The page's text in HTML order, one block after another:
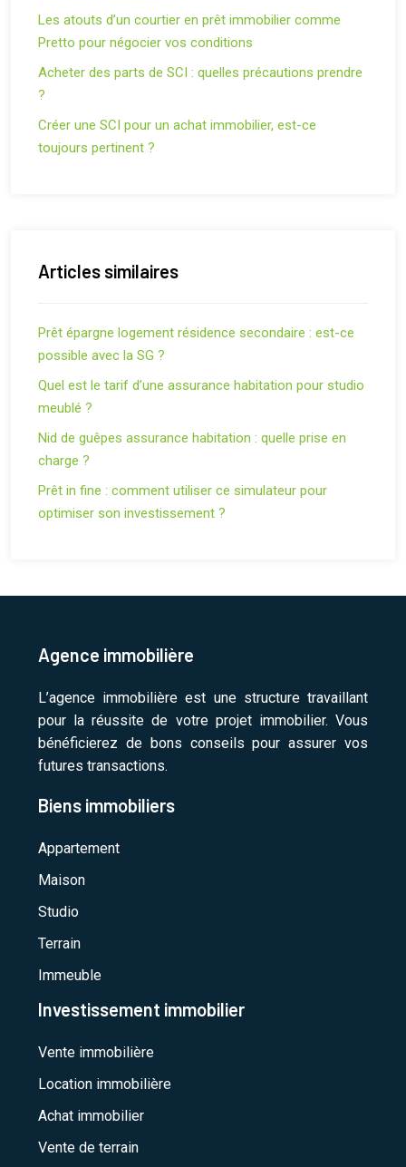
Les atouts d’un courtier en prêt immobilier comme
Pretto pour négocier vos conditions
Acheter des parts de SCI : quelles précautions prendre
?
Créer une SCI pour un achat immobilier, est-ce
toujours pertinent ?
Articles similaires
Prêt épargne logement résidence secondaire : est-ce
possible avec la SG ?
Quel est le tarif d’une assurance habitation pour studio
meublé ?
Nid de guêpes assurance habitation : quelle prise en
charge ?
Prêt in fine : comment utiliser ce simulateur pour
optimiser son investissement ?
Agence immobilière
L’agence immobilière est une structure travaillant
pour la réussite de votre projet immobilier. Vous
bénéficierez de bons conseils pour assurer vos
futures transactions.
Biens immobiliers
Appartement
Maison
Studio
Terrain
Immeuble
Investissement immobilier
Vente immobilière
Location immobilière
Achat immobilier
Vente de terrain